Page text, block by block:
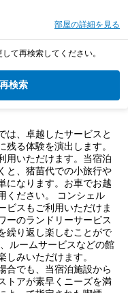
部屋の詳細を見る
て再検索してください。
検索
は、卓越したサービスと
る体験を演出します。
用いただけます。当宿泊
と、猪苗代での小旅行や
になります。お車でお越
ください。 コンシェル
ビスもご利用いただけま
ーのランドリーサービス
繰り返し楽しむことがで
ルームサービスなどの館
みいただけます。
合でも、当宿泊施設から
トアが素早くニーズを満